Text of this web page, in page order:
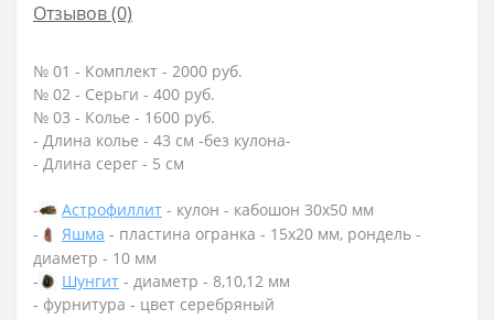
Отзывов (0)
№ 01 - Комплект - 2000 руб.
№ 02 - Серьги - 400 руб.
№ 03 - Колье - 1600 руб.
- Длина колье - 43 см -без кулона-
- Длина серег - 5 см
- Астрофиллит - кулон - кабошон 30х50 мм
-
Яшма - пластина огранка - 15х20 мм, рондель -
диаметр - 10 мм
-
Шунгит - диаметр - 8,10,12 мм
- фурнитура - цвет серебряный